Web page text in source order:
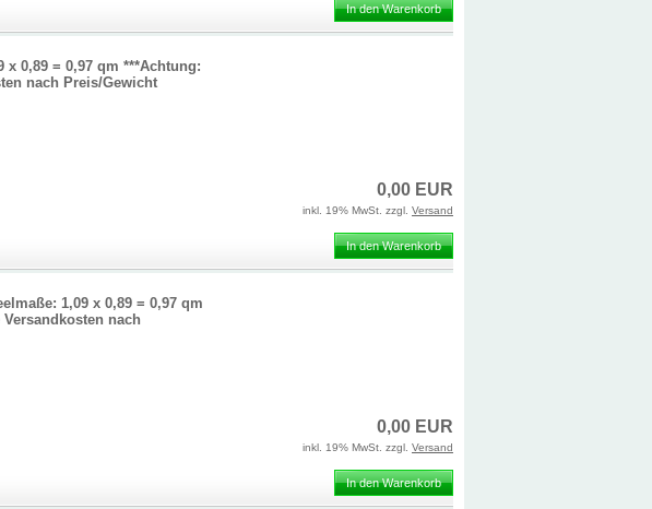
In den Warenkorb
x 0,89 = 0,97 qm ***Achtung:
nach Preis/Gewicht
0,00 EUR
inkl. 19% MwSt. zzgl. Versand
In den Warenkorb
1,09 x 0,89 = 0,97 qm
nach
0,00 EUR
inkl. 19% MwSt. zzgl. Versand
In den Warenkorb